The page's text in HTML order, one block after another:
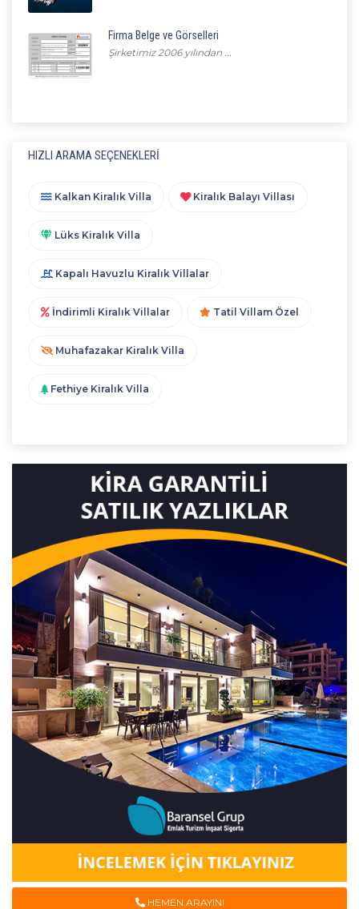
Firma Belge ve Görselleri
Şirketimiz 2006 yılından ...
HIZLI ARAMA SEÇENEKLERI
Kalkan Kiralık Villa Kiralık Balayı Villası
Lüks Kiralık Villa
Kapalı Havuzlu Kiralık Villalar
İndirimli Kiralık Villalar Tatil Villam Özel
Muhafazakar Kiralık Villa
Fethiye Kiralık Villa
HEMEN ARAYIN!